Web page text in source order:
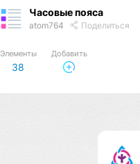
Часовые пояса
atom764 Поделиться
Элементы
38
Добавить